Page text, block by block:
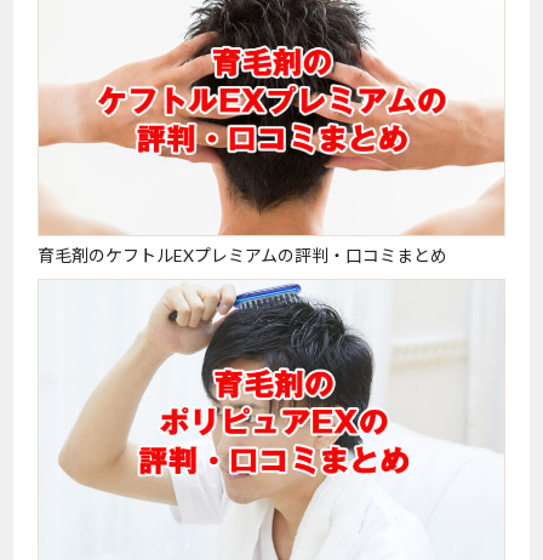
育毛剤のケフトルEXプレミアムの評判・口コミまとめ